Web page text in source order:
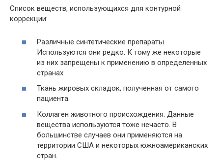
Список веществ, использующихся для контурной
коррекции:
Различные синтетические препараты.
Используются они редко. К тому же некоторые
из них запрещены к применению в определенных
странах.
Ткань жировых складок, полученная от самого
пациента.
Коллаген животного происхождения. Данные
вещества используются тоже нечасто. В
большинстве случаев они применяются на
территории США и некоторых южноамериканских
стран.